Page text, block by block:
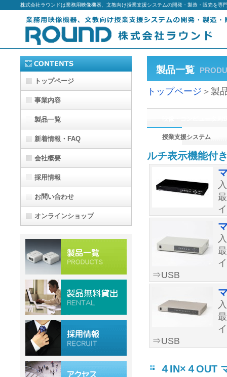
株式会社ラウンドは業務用映像機器、文教向け授業支援システムの開発・製造・販売を専
製品一覧
トップページ ＞製
授業支援システム
ルチ表示機能付
⇒USB
⇒USB
４IN×４OUT
トップページ
事業内容
製品一覧
新着情報・FAQ
会社概要
採用情報
お問い合わせ
オンラインショップ